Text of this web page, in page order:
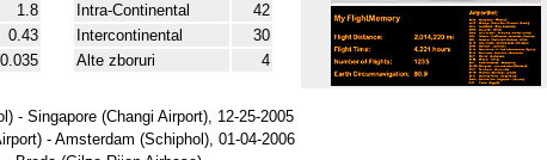
1.8
0.43
0.035
Intra-Continental
42
Intercontinental
30
Alte zboruri
4
- Singapore (Changi Airport), 12-25-2005
- Amsterdam (Schiphol), 01-04-2006